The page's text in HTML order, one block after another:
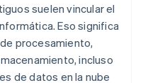
suelen vincular el
Eso significa
procesamiento,
incluso
de datos en la nube